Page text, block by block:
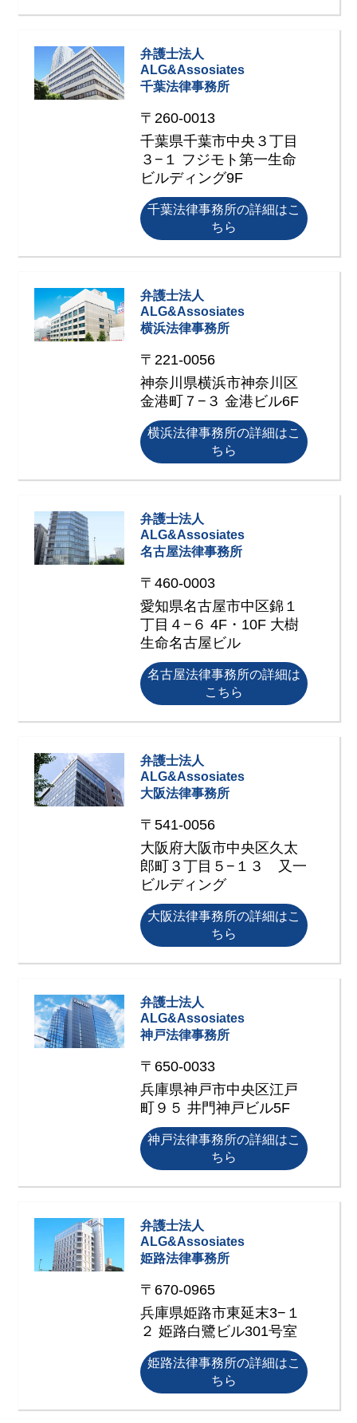
弁護士法人
ALG&Assosiates
千葉法律事務所
〒260-0013
千葉県千葉市中央３丁目
３−１ フジモト第一生命
ビルディング9F
千葉法律事務所の詳細はこ
ちら
弁護士法人
ALG&Assosiates
横浜法律事務所
〒221-0056
神奈川県横浜市神奈川区
金港町７−３ 金港ビル6F
横浜法律事務所の詳細はこ
ちら
弁護士法人
ALG&Assosiates
名古屋法律事務所
〒460-0003
愛知県名古屋市中区錦１
丁目４−６ 4F・10F 大樹
生命名古屋ビル
名古屋法律事務所の詳細は
こちら
弁護士法人
ALG&Assosiates
大阪法律事務所
〒541-0056
大阪府大阪市中央区久太
郎町３丁目５−１３ 又一
ビルディング
大阪法律事務所の詳細はこ
ちら
弁護士法人
ALG&Assosiates
神戸法律事務所
〒650-0033
兵庫県神戸市中央区江戸
町９５ 井門神戸ビル5F
神戸法律事務所の詳細はこ
ちら
弁護士法人
ALG&Assosiates
姫路法律事務所
〒670-0965
兵庫県姫路市東延末3−１
２ 姫路白鷺ビル301号室
姫路法律事務所の詳細はこ
ちら